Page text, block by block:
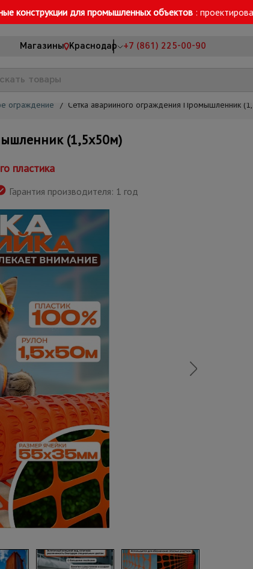
конструкции для промышленных объектов :
Магазины Краснодар +7 (861) 225-00-90
ограждение / Сетка аварийного ограждения Промышленник
(1,5х50м)
пластика
Гарантия производителя: 1 год